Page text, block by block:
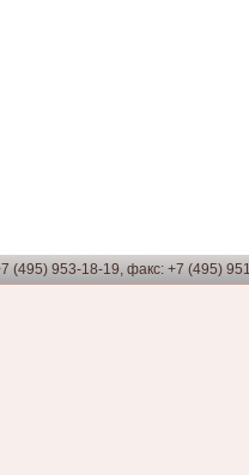
(495) 953-18-19, факс: +7 (495)